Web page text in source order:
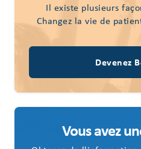
Il existe plusieurs
Changez la vie de
Devenez
Vous avez